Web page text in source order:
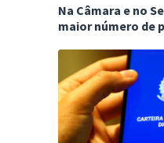
Na Câmara e no
maior número de